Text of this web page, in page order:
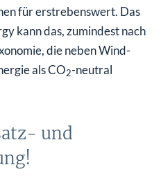
für erstrebenswert. Das
kann das, zumindest nach
die neben Wind-
als CO2-neutral
und